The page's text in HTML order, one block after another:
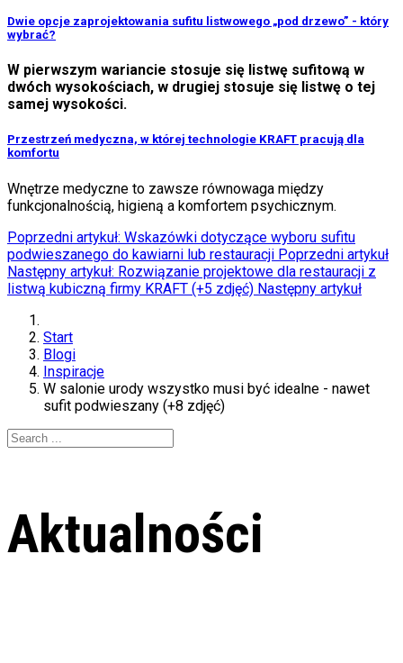
Dwie opcje zaprojektowania sufitu listwowego „pod drzewo” - który
wybrać?
W pierwszym wariancie stosuje się listwę sufitową w
dwóch wysokościach, w drugiej stosuje się listwę o tej
samej wysokości.
Przestrzeń medyczna, w której technologie KRAFT pracują dla
komfortu
Wnętrze medyczne to zawsze równowaga między
funkcjonalnością, higieną a komfortem psychicznym.
Poprzedni artykuł: Wskazówki dotyczące wyboru sufitu
podwieszanego do kawiarni lub restauracji Poprzedni artykuł
Następny artykuł: Rozwiązanie projektowe dla restauracji z
listwą kubiczną firmy KRAFT (+5 zdjęć) Następny artykuł
Start
Blogi
Inspiracje
W salonie urody wszystko musi być idealne - nawet
sufit podwieszany (+8 zdjęć)
Aktualności